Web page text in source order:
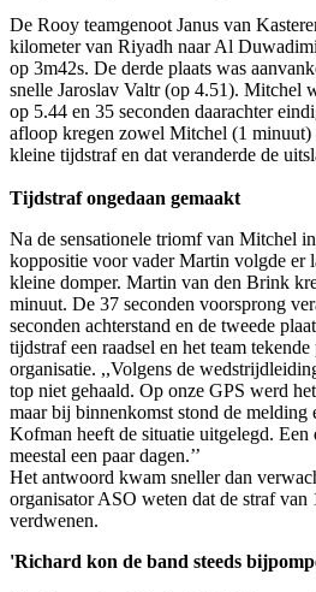
De Rooy teamgenoot Janus van
kilometer van Riyadh naar Al
op 3m42s. De derde plaats was
snelle Jaroslav Valtr (op 4.51). Mitchel
op 5.44 en 35 seconden daarachter
afloop kregen zowel Mitchel (1 minuut)
kleine tijdstraf en dat veranderde de
Tijdstraf ongedaan gemaakt
Na de sensationele triomf van Mitchel
koppositie voor vader Martin volgde er
kleine domper. Martin van den Brink
minuut. De 37 seconden voorsprong
seconden achterstand en de tweede
tijdstraf een raadsel en het team
organisatie. ,,Volgens de
top niet gehaald. Op onze GPS werd
maar bij binnenkomst stond de
Kofman heeft de situatie uitgelegd.
meestal een paar dagen.’’
Het antwoord kwam sneller dan
organisator ASO weten dat de straf van
verdwenen.
'Richard kon de band steeds